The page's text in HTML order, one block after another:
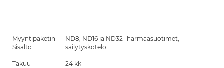
Myyntipaketin
Sisältö
ND8, ND16 ja ND32 -harmaasuotimet,
säilytyskotelo
Takuu
24 kk